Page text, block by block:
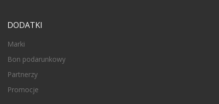
DODATKI
Marki
Bon podarunkowy
Partnerzy
Promocje